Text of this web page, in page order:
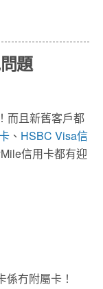
題
而且新舊客戶都
、 HSBC Visa信
信用卡都有迎
冇附屬卡！